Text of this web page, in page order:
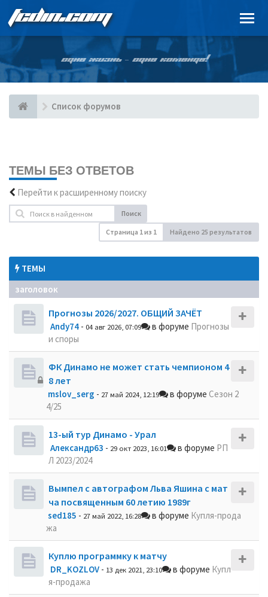
FCDIN.COM
ОДНА ЖИЗНЬ – ОДНА КОМАНДА!
Список форумов
ТЕМЫ БЕЗ ОТВЕТОВ
Перейти к расширенному поиску
Поиск
Страница 1из 1 Найдено 25 результатов
ТЕМЫ
заголовок
Прогнозы 2026/2027. ОБЩИЙ ЗАЧЁТ
Andy74 - 04 авг 2026, 07:09 в форуме Прогнозы
и споры
ФК Динамо не может стать чемпионом 4
8 лет
mslov_serg - 27 май 2024, 12:19 в форуме Сезон 2
4/25
13-ый тур Динамо - Урал
Александр63 - 29 окт 2023, 16:01 в форуме РП
Л 2023/2024
Вымпел с автографом Льва Яшина с мат
ча посвященным 60 летию 1989г
sed185 - 27 май 2022, 16:28 в форуме Купля-прода
жа
Куплю программку к матчу
DR_KOZLOV - 13 дек 2021, 23:10 в форуме Купл
я-продажа